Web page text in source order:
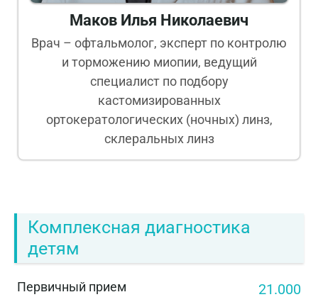
Маков Илья Николаевич
Врач – офтальмолог, эксперт по контролю
и торможению миопии, ведущий
специалист по подбору
кастомизированных
ортокератологических (ночных) линз,
склеральных линз
Комплексная диагностика
детям
Первичный прием 21.000